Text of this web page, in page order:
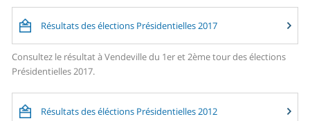
Résultats des élections Présidentielles 2017
Consultez le résultat à Vendeville du 1er et 2ème tour des élections
Présidentielles 2017.
Résultats des éléctions Présidentielles 2012